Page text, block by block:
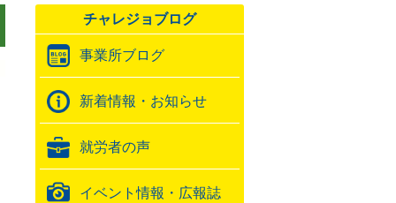
チャレジョブログ
事業所ブログ
新着情報・お知らせ
就労者の声
イベント情報・広報誌